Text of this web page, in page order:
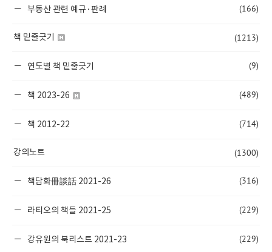
부동산 관련 예규·판례 (166)
책 밑줄긋기 (1213)
연도별 책 밑줄긋기 (9)
책 2023-26 (489)
책 2012-22 (714)
강의노트 (1300)
책담화冊談話 2021-26 (316)
라티오의 책들 2021-25 (229)
강유원의 북리스트 2021-23 (229)